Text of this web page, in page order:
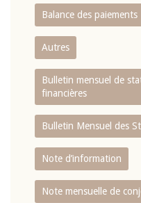
Balance des paiements
Autres
Bulletin mensuel de
financières
Bulletin Mensuel des
Note d’information
Note mensuelle de